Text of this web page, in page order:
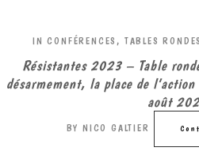
IN CONFÉRENCES, TABLES RONDES
Résistantes 2023 – Table
désarmement, la place de
août
BY NICO GALTIER